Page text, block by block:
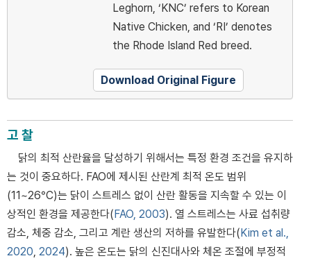
Leghorn, ‘KNC’ refers to Korean
Native Chicken, and ‘RI’ denotes
the Rhode Island Red breed.
Download Original Figure
고 찰
닭의 최적 산란율을 달성하기 위해서는 특정 환경 조건을 유지하
는 것이 중요하다. FAO에 제시된 산란계 최적 온도 범위
(11~26°C)는 닭이 스트레스 없이 산란 활동을 지속할 수 있는 이
상적인 환경을 제공한다(FAO, 2003). 열 스트레스는 사료 섭취량
감소, 체중 감소, 그리고 계란 생산의 저하를 유발한다(Kim et al.,
2020, 2024). 높은 온도는 닭의 신진대사와 체온 조절에 부정적